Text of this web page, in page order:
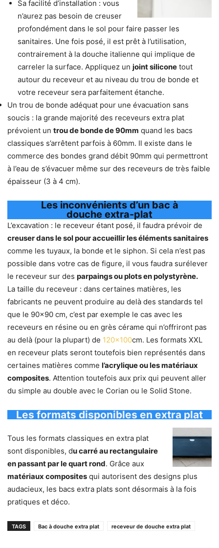
Sa facilité d’installation : vous
n’aurez pas besoin de creuser
profondément dans le sol pour faire passer les
sanitaires. Une fois posé, il est prêt à l’utilisation,
contrairement à la douche italienne qui implique de
carreler la surface. Appliquez un joint silicone tout
autour du receveur et au niveau du trou de bonde et
votre receveur sera parfaitement étanche.
Un trou de bonde adéquat pour une évacuation sans
soucis : la grande majorité des receveurs extra plat
prévoient un trou de bonde de 90mm quand les bacs
classiques s’arrêtent parfois à 60mm. Il existe dans le
commerce des bondes grand débit 90mm qui permettront
à l’eau de s’évacuer même sur des receveurs de très faible
épaisseur (3 à 4 cm).
Les inconvénients d’un bac à
douche extra-plat
L’excavation : le receveur étant posé, il faudra prévoir de
creuser dans le sol pour accueillir les éléments sanitaires
comme les tuyaux, la bonde et le siphon. Si cela n’est pas
possible dans votre cas de figure, il vous faudra surélever
le receveur sur des parpaings ou plots en polystyrène.
La taille du receveur : dans certaines matières, les
fabricants ne peuvent produire au delà des standards tel
que le 90×90 cm, c’est par exemple le cas avec les
receveurs en résine ou en grès cérame qui n’offriront pas
au delà (pour la plupart) de 120×100cm. Les formats XXL
en receveur plats seront toutefois bien représentés dans
certaines matières comme l’acrylique ou les matériaux
composites. Attention toutefois aux prix qui peuvent aller
du simple au double avec le Corian ou le Solid Stone.
Les formats disponibles en extra plat
Tous les formats classiques en extra plat
sont disponibles, du carré au rectangulaire
en passant par le quart rond. Grâce aux
matériaux composites qui autorisent des designs plus
audacieux, les bacs extra plats sont désormais à la fois
pratiques et déco.
TAGS Bac à douche extra plat receveur de douche extra plat